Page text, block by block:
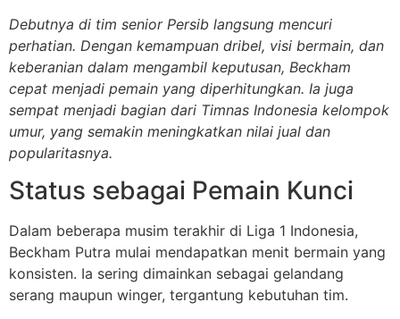
Debutnya di tim senior Persib langsung mencuri
perhatian. Dengan kemampuan dribel, visi bermain, dan
keberanian dalam mengambil keputusan, Beckham
cepat menjadi pemain yang diperhitungkan. Ia juga
sempat menjadi bagian dari Timnas Indonesia kelompok
umur, yang semakin meningkatkan nilai jual dan
popularitasnya.
Status sebagai Pemain Kunci
Dalam beberapa musim terakhir di Liga 1 Indonesia,
Beckham Putra mulai mendapatkan menit bermain yang
konsisten. Ia sering dimainkan sebagai gelandang
serang maupun winger, tergantung kebutuhan tim.